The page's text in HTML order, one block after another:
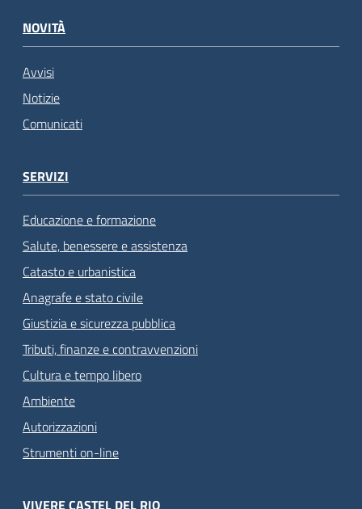
NOVITÀ
Avvisi
Notizie
Comunicati
SERVIZI
Educazione e formazione
Salute, benessere e assistenza
Catasto e urbanistica
Anagrafe e stato civile
Giustizia e sicurezza pubblica
Tributi, finanze e contravvenzioni
Cultura e tempo libero
Ambiente
Autorizzazioni
Strumenti on-line
VIVERE CASTEL DEL RIO